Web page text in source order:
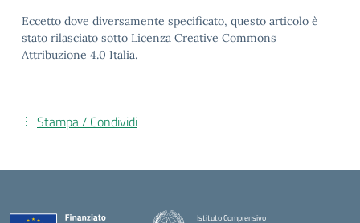
Eccetto dove diversamente specificato, questo articolo è
stato rilasciato sotto Licenza Creative Commons
Attribuzione 4.0 Italia.
Stampa / Condividi
Istituto Comprensivo